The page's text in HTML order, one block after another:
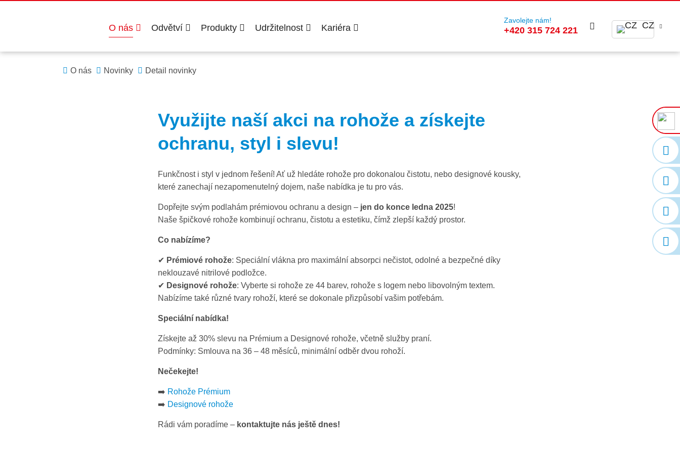
CZ
Zavolejte nám!
+420 315 724 221
O nás Odvětví Produkty Udržitelnost Kariéra
O nás Novinky Detail novinky
Využijte naší akci na rohože a získejte
ochranu, styl i slevu!
Funkčnost i styl v jednom řešení! Ať už hledáte rohože pro dokonalou čistotu, nebo designové kousky,
které zanechají nezapomenutelný dojem, naše nabídka je tu pro vás.
Dopřejte svým podlahám prémiovou ochranu a design – jen do konce ledna 2025!
Naše špičkové rohože kombinují ochranu, čistotu a estetiku, čímž zlepší každý prostor.
Co nabízíme?
✔ Prémiové rohože: Speciální vlákna pro maximální absorpci nečistot, odolné a bezpečné díky
neklouzavé nitrilové podložce.
✔ Designové rohože: Vyberte si rohože ze 44 barev, rohože s logem nebo libovolným textem.
Nabízíme také různé tvary rohoží, které se dokonale přizpůsobí vašim potřebám.
Speciální nabídka!
Získejte až 30% slevu na Prémium a Designové rohože, včetně služby praní.
Podmínky: Smlouva na 36 – 48 měsíců, minimální odběr dvou rohoží.
Nečekejte!
➡️ Rohože Prémium
➡️ Designové rohože
Rádi vám poradíme – kontaktujte nás ještě dnes!